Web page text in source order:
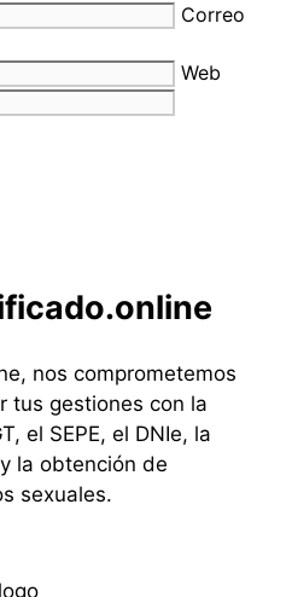
Correo
Web
nos comprometemos
tus gestiones con la
el SEPE, el DNIe, la
la obtención de
sexuales.